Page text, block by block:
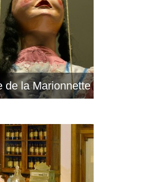
de la Marionnette